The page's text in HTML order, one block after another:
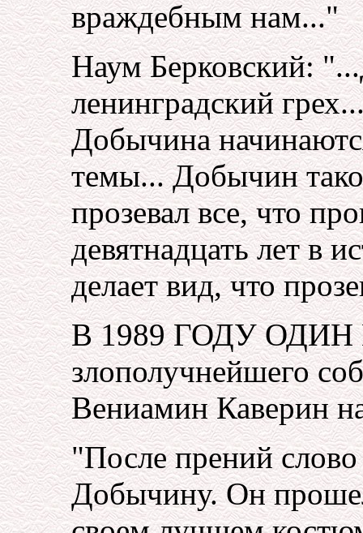
враждебным нам..."
Наум Берковский:
ленинградский
Добычина
темы... Добычин
прозевал все, что
девятнадцать лет в
делает вид, что
В 1989 ГОДУ
злополучнейшего
Вениамин Каверин
"После прений
Добычину. Он